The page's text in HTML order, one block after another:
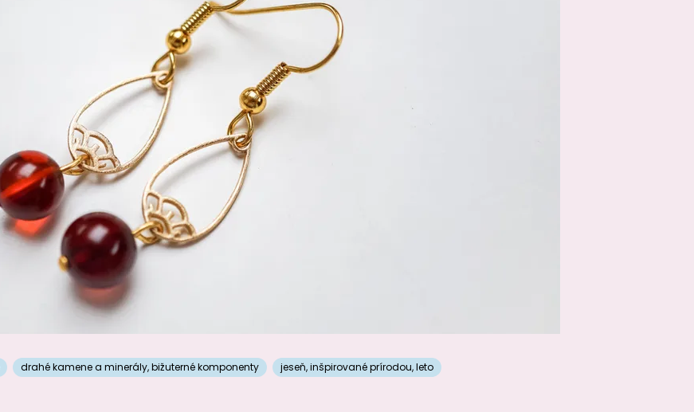
drahé kamene a minerály,bižuterné komponenty jeseň,inšpirované prírodou,leto